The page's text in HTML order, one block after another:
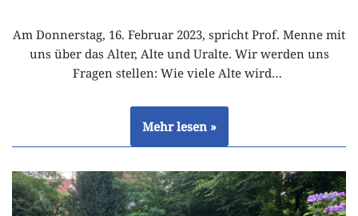
Am Donnerstag, 16. Februar 2023, spricht Prof. Menne mit
uns über das Alter, Alte und Uralte. Wir werden uns
Fragen stellen: Wie viele Alte wird…
Mehr lesen »